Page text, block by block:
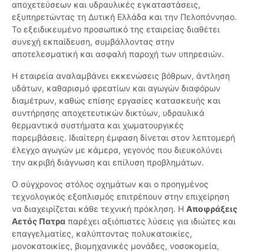
αποχετεύσεων και υδραυλικές εγκαταστάσεις,
εξυπηρετώντας τη Δυτική Ελλάδα και την Πελοπόννησο.
Το εξειδικευμένο προσωπικό της εταιρείας διαθέτει
συνεχή εκπαίδευση, συμβάλλοντας στην
αποτελεσματική και ασφαλή παροχή των υπηρεσιών.
Η εταιρεία αναλαμβάνει εκκενώσεις βόθρων, άντληση
υδάτων, καθαρισμό φρεατίων και αγωγών διαφόρων
διαμέτρων, καθώς επίσης εργασίες κατασκευής και
συντήρησης αποχετευτικών δικτύων, υδραυλικά
θερμαντικά συστήματα και χωματουργικές
παρεμβάσεις. Ιδιαίτερη έμφαση δίνεται στον λεπτομερή
έλεγχο αγωγών με κάμερα, γεγονός που διευκολύνει
την ακριβή διάγνωση και επίλυση προβλημάτων.
Ο σύγχρονος στόλος οχημάτων και ο προηγμένος
τεχνολογικός εξοπλισμός επιτρέπουν στην επιχείρηση
να διαχειρίζεται κάθε τεχνική πρόκληση. Η Αποφράξεις
Αετός Πατρα παρέχει αξιόπιστες λύσεις για ιδιώτες και
επαγγελματίες, καλύπτοντας πολυκατοικίες,
μονοκατοικίες, βιομηχανικές μονάδες, νοσοκομεία,